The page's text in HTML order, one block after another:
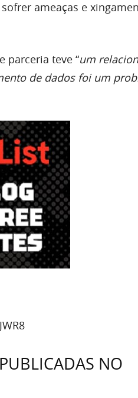
ameaças e
parceria teve “um
de dados foi um
NO